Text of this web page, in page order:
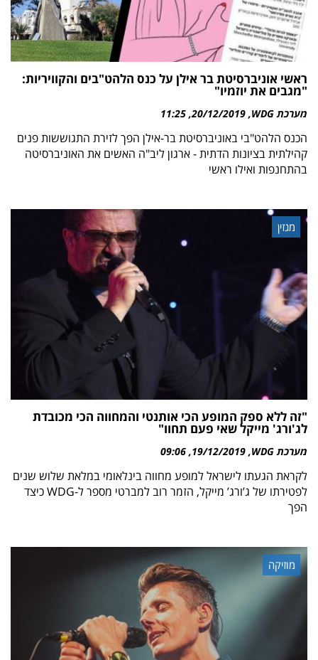
ראשי אוניברסיטת בר אילן על כנס הלהט"בים והקוויריות:
"מגבים את יוזמיו"
מערכת WDG 20/12/2019
11:25
הכנס הלהט"בי באוניברסיטת בר-אילן הפך לזירת התגוששות פנים
קהילתית בציונות הדתית - ארגון ליב"ה האשים את האוניברסיטה
בהתחנפות ואילו ראשי
מגזין
"זה ללא ספק המופע הכי אותנטי והמחווה הכי מכובדת
לג'ורג' מייקל שאי פעם תחוו"
מערכת WDG 19/12/2019
09:06
לקראת הגעתו לישראל למופע מחווה בינלאומי במלאת שלוש שנים
לפטירתו של ג’ורג’ מייקל, הזמר רוב למברטי מספר ל-WDG כיצד
הפך
מוזיקה